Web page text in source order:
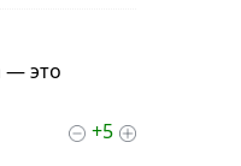
— это
+5